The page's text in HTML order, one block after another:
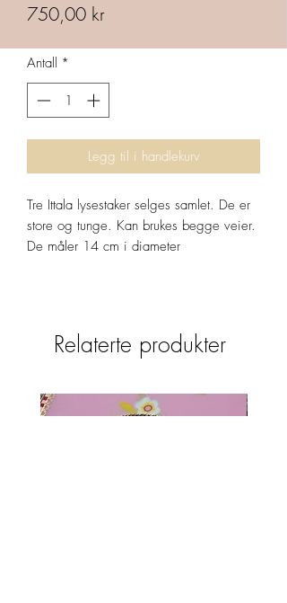
750,00 krPris
Antall *
Legg til i handlekurv
Tre Ittala lysestaker selges samlet. De er
store og tunge. Kan brukes begge veier.
De måler 14 cm i diameter
Relaterte produkter